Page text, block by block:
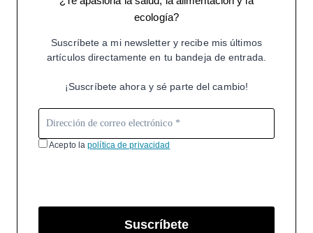
ecología?
Suscríbete a mi newsletter y recibe mis últimos
artículos directamente en tu bandeja de entrada.
¡Suscríbete ahora y sé parte del cambio!
Acepto lapolítica de privacidad
Suscríbete